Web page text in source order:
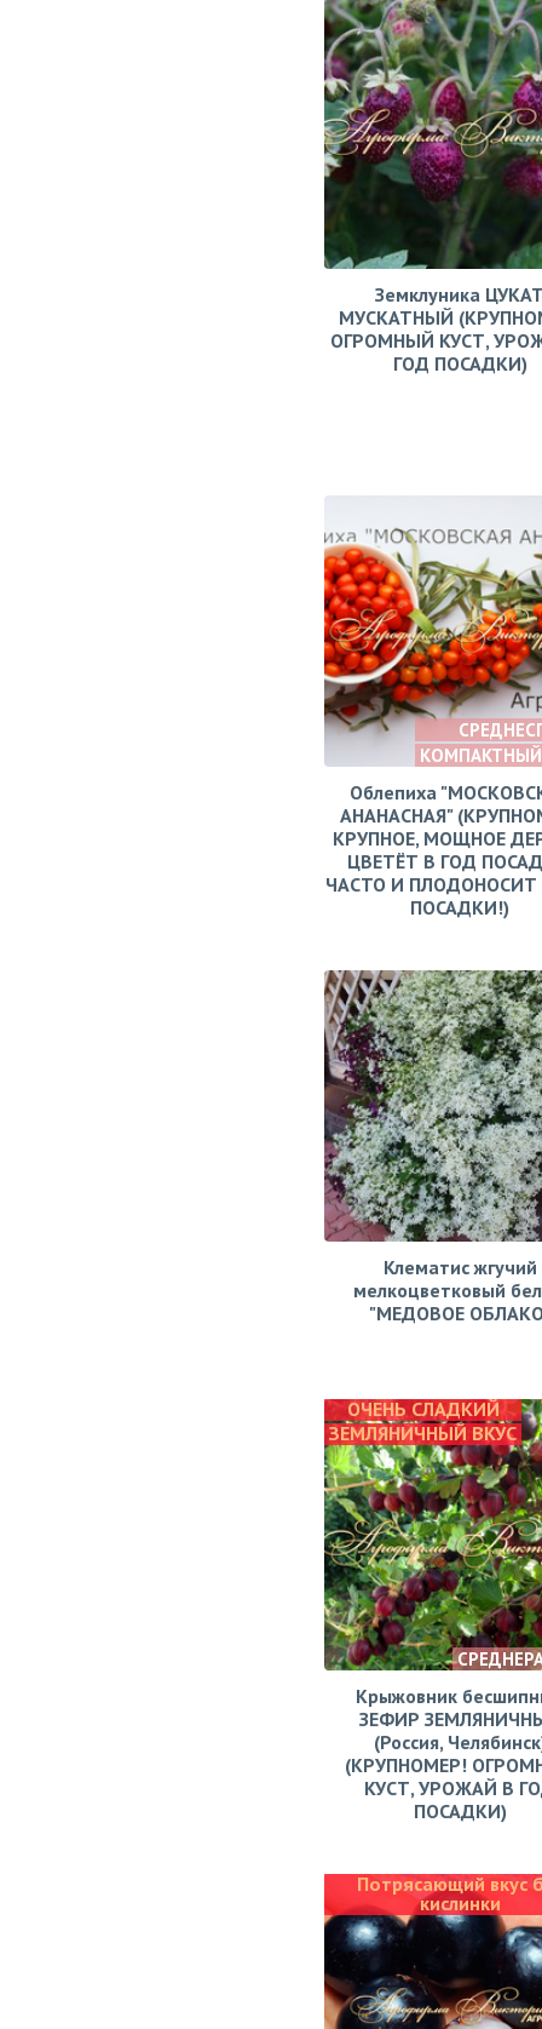
Земклуника
МУСКАТНЫЙ
ОГРОМНЫЙ КУСТ,
ГОД ПОСАДКИ)
Облепиха
АНАНАСНАЯ"
КРУПНОЕ, МОЩНОЕ
ЦВЕТЁТ В ГОД
ЧАСТО И ПЛОДОНОСИТ
ПОСАДКИ!)
Клематис жгучий
мелкоцветковый
"МЕДОВОЕ
ОЧЕНЬ СЛАДКИЙ
ЗЕМЛЯНИЧНЫЙ ВКУС
Крыжовник
ЗЕФИР
(Россия,
(КРУПНОМЕР!
КУСТ, УРОЖАЙ В
ПОСАДКИ)
Потрясающий вкус
кислинки